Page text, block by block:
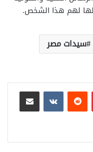
لهم هذا الشخص.
سيدات مصر
بينتيريست
مشاركة عبر البريد